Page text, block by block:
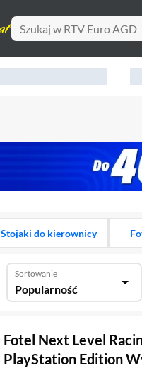
Stojaki do kierownicy
Sortowanie
Popularność
Fotel Next Level
PlayStation Edition